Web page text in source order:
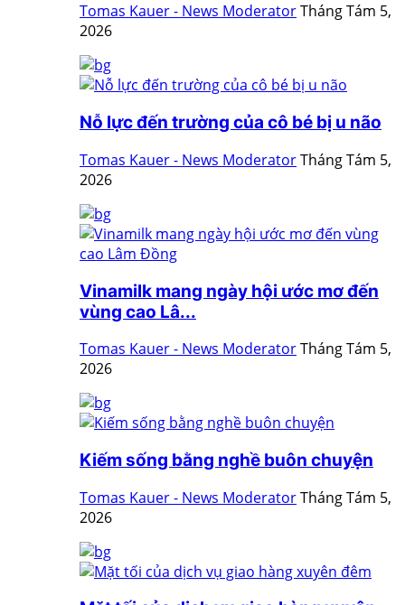
Tomas Kauer - News ModeratorTháng Tám 5,
2026
Nỗ lực đến trường của cô bé bị u não
Tomas Kauer - News ModeratorTháng Tám 5,
2026
Vinamilk mang ngày hội ước mơ đến
vùng cao Lâ...
Tomas Kauer - News ModeratorTháng Tám 5,
2026
Kiếm sống bằng nghề buôn chuyện
Tomas Kauer - News ModeratorTháng Tám 5,
2026